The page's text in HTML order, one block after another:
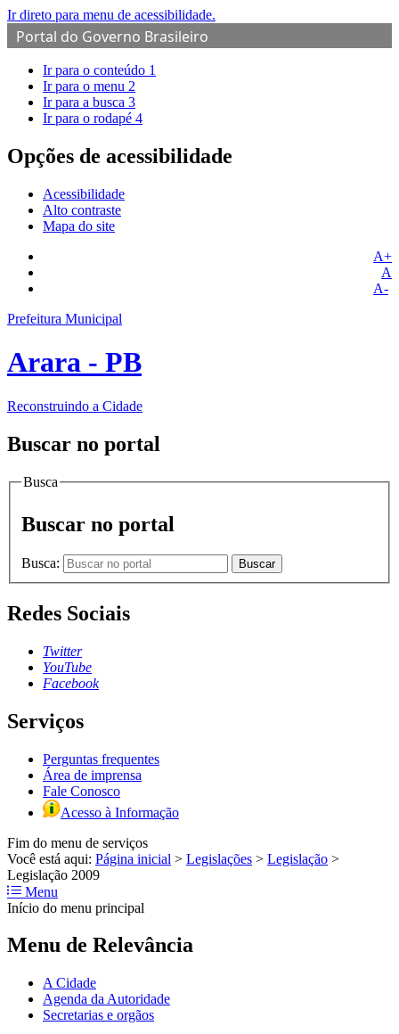
Ir direto para menu de acessibilidade.
Portal do Governo Brasileiro
Ir para o conteúdo 1
Ir para o menu 2
Ir para a busca 3
Ir para o rodapé 4
Opções de acessibilidade
Acessibilidade
Alto contraste
Mapa do site
A+
A
A-
Prefeitura Municipal
Arara - PB
Reconstruindo a Cidade
Buscar no portal
Busca
Buscar no portal
Busca: Buscar
Redes Sociais
Twitter
YouTube
Facebook
Serviços
Perguntas frequentes
Área de imprensa
Fale Conosco
Acesso à Informação
Fim do menu de serviços
Você está aqui: Página inicial > Legislações > Legislação >
Legislação 2009
Menu
Início do menu principal
Menu de Relevância
A Cidade
Agenda da Autoridade
Secretarias e orgãos